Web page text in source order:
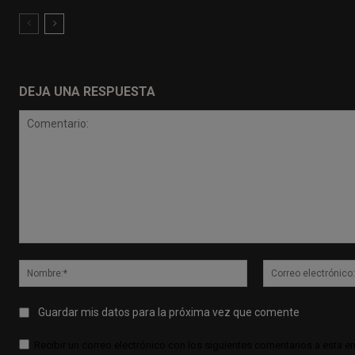
DEJA UNA RESPUESTA
Nombre:*
Guardar mis datos para la próxima vez que comente